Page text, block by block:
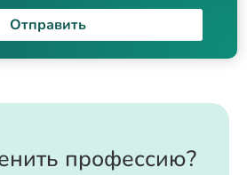
Отправить
профессию?